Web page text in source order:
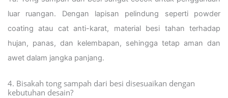
luar ruangan. Dengan lapisan pelindung seperti powder
coating atau cat anti-karat, material besi tahan terhadap
hujan, panas, dan kelembapan, sehingga tetap aman dan
awet dalam jangka panjang.
4. Bisakah tong sampah dari besi disesuaikan dengan
kebutuhan desain?